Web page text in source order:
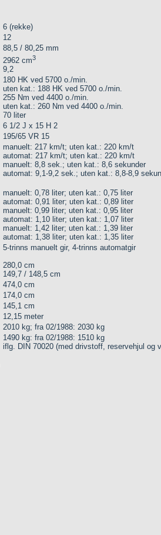
6 (rekke)
12
88,5 / 80,25 mm
2962 cm3
9,2
180 HK ved 5700 o./min.
uten kat.: 188 HK ved 5700 o./min.
255 Nm ved 4400 o./min.
uten kat.: 260 Nm ved 4400 o./min.
70 liter
6 1/2 J x 15 H 2
195/65 VR 15
manuelt: 217 km/t; uten kat.: 220 km/t
automat: 217 km/t; uten kat.: 220 km/t
manuelt: 8,8 sek.; uten kat.: 8,6 sekunder
automat: 9,1-9,2 sek.; uten kat.: 8,8-8,9
manuelt: 0,78 liter; uten kat.: 0,75 liter
automat: 0,91 liter; uten kat.: 0,89 liter
manuelt: 0,99 liter; uten kat.: 0,95 liter
automat: 1,10 liter; uten kat.: 1,07 liter
manuelt: 1,42 liter; uten kat.: 1,39 liter
automat: 1,38 liter; uten kat.: 1,35 liter
5-trinns manuelt gir, 4-trinns automatgir
280,0 cm
149,7 / 148,5 cm
474,0 cm
174,0 cm
145,1 cm
12,15 meter
2010 kg; fra 02/1988: 2030 kg
1490 kg: fra 02/1988: 1510 kg
iflg. DIN 70020 (med drivstoff, reservehjul og